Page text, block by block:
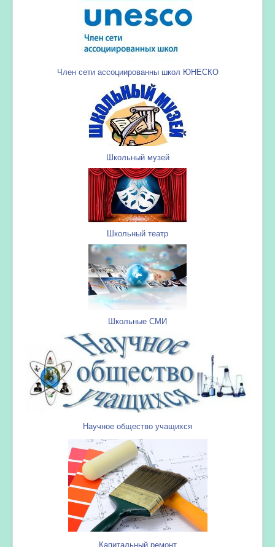
Член сети ассоциированны школ ЮНЕСКО
Школьный музей
Школьный театр
Школьные СМИ
Научное общество учащихся
Капитальный ремонт